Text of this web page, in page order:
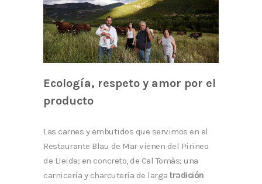
Ecología, respeto y amor por el
producto
Las carnes y embutidos que servimos en el
Restaurante Blau de Mar vienen del Pirineo
de Lleida; en concreto, de Cal Tomàs; una
carnicería y charcutería de larga tradición